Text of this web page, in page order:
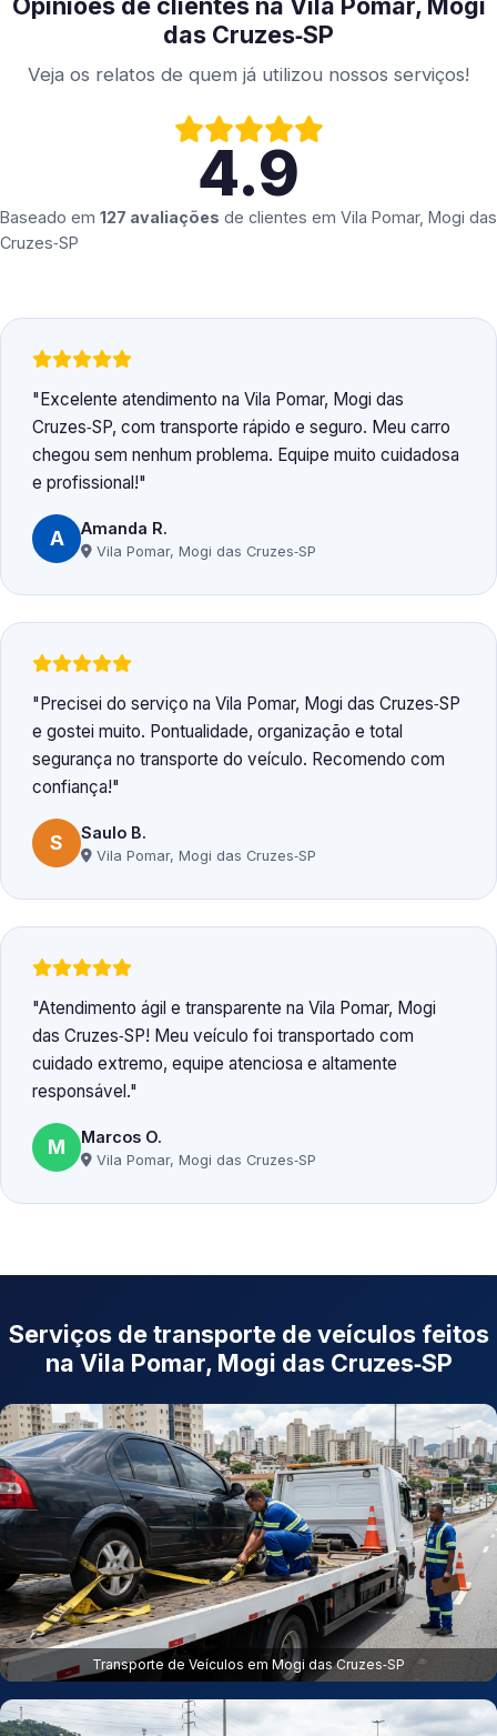
das Cruzes‑SP
Veja os relatos de quem já utilizou nossos serviços!
4.9
Baseado em 127 avaliações de clientes em Vila Pomar, Mogi das
Cruzes‑SP
Excelente atendimento na Vila Pomar, Mogi das
Cruzes‑SP, com transporte rápido e seguro. Meu carro
chegou sem nenhum problema. Equipe muito cuidadosa
e profissional!
A Amanda R.
Vila Pomar, Mogi das Cruzes‑SP
Precisei do serviço na Vila Pomar, Mogi das Cruzes‑SP
e gostei muito. Pontualidade, organização e total
segurança no transporte do veículo. Recomendo com
confiança!
S Saulo B.
Vila Pomar, Mogi das Cruzes‑SP
Atendimento ágil e transparente na Vila Pomar, Mogi
das Cruzes‑SP! Meu veículo foi transportado com
cuidado extremo, equipe atenciosa e altamente
responsável.
M Marcos O.
Vila Pomar, Mogi das Cruzes‑SP
Serviços de transporte de veículos feitos
na Vila Pomar, Mogi das Cruzes‑SP
Transporte de Veículos em Mogi das Cruzes‑SP